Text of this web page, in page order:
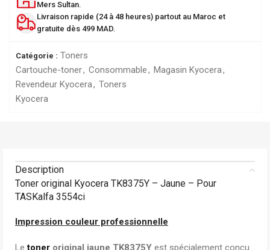
Mers Sultan.
Livraison rapide (24 à 48 heures) partout au Maroc et
gratuite dès 499 MAD.
Catégorie : Toners
Cartouche-toner, Consommable, Magasin Kyocera,
Revendeur Kyocera, Toners
Kyocera
Description
Toner original Kyocera TK8375Y – Jaune – Pour
TASKalfa 3554ci
Impression couleur professionnelle
Letoner original jaune TK8375Y est spécialement conçu